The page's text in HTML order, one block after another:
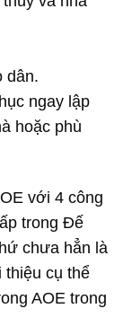
dân.
ngay lập
hoặc phù
với 4 công
trong Đế
chưa hẳn là
thiệu cụ thể
AOE trong